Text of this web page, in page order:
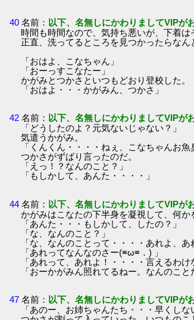
40 名前： 以下、名無しにかわりましてVIPが
時間も時間なので、気持ち悪いが、下着は
正直、洗ってるところを見つかったらなん
「おはよ、こなちゃん」
「おーっすこなたー」
かがみとつかさといつもどおり登校した。
「おはよ・・・かがみん、つかさ」
42 名前： 以下、名無しにかわりましてVIPが
「どうしたのよ？元気ないじゃない？」
気遣うかがみ。
「くんくん・・・・ねぇ、こなちゃんお魚
つかさがずばり言ったのだ。
「えっ！？なんのこと？」
「もしかして、あんた・・・・」
44 名前： 以下、名無しにかわりましてVIPが
かがみはこなたの下半身を凝視して、何か
「あんた・・・もしかして、したの？」
「な、なんのこと？」
「な、なんのことって・・・・あれよ、あ
「あれってなんなのさー(≡ω≡．) 」
「あれって、あれよ！・・・・言えるわけ
「おーかがみん照れてるねー。なんのこと
47 名前： 以下、名無しにかわりましてVIPが
「あのー、お姉ちゃんたち・・・早くしな